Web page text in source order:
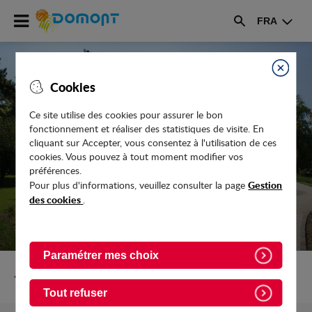
Cookies
Fermer
Ce site utilise des cookies pour assurer le bon
fonctionnement et réaliser des statistiques de visite. En
cliquant sur Accepter, vous consentez à l'utilisation de ces
cookies. Vous pouvez à tout moment modifier vos
préférences.
Pour plus d'informations, veuillez consulter la pageGestion
des cookies .
Paramétrer mes choix
Tout refuser
Accéder
au
menu
Accéder
contenu
Rechercher
FRA
LES COLLÉGIENS PRÉPARENT LEUR
ORIENTATION LORS DU FORUM DES
MÉTIERS
Retour vers Actualites